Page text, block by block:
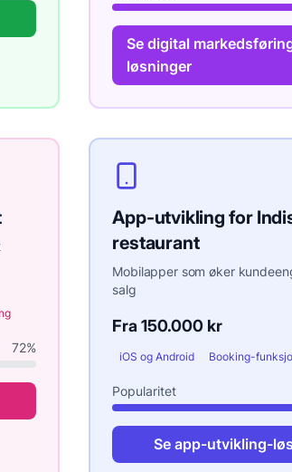
Sedigital
løsninger
72%
App-utvikling for
restaurant
Mobilapper som øker
salg
Fra 150.000 kr
iOS og Android Booking-
Popularitet
Se app-utvikling-